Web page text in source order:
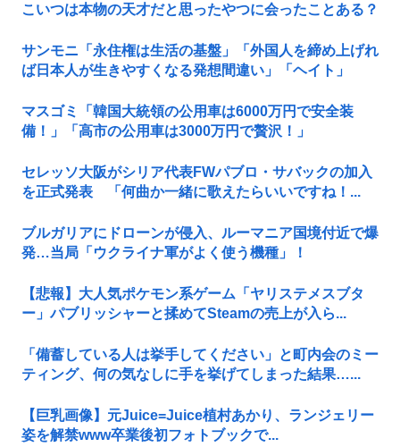
こいつは本物の天才だと思ったやつに会ったことある？
サンモニ「永住権は生活の基盤」「外国人を締め上げれ
ば日本人が生きやすくなる発想間違い」「ヘイト」
マスゴミ「韓国大統領の公用車は6000万円で安全装
備！」「高市の公用車は3000万円で贅沢！」
セレッソ大阪がシリア代表FWパブロ・サバックの加入
を正式発表 「何曲か一緒に歌えたらいいですね！...
ブルガリアにドローンが侵入、ルーマニア国境付近で爆
発…当局「ウクライナ軍がよく使う機種」！
【悲報】大人気ポケモン系ゲーム「ヤリステメスブタ
ー」パブリッシャーと揉めてSteamの売上が入ら...
「備蓄している人は挙手してください」と町内会のミー
ティング、何の気なしに手を挙げてしまった結果…...
【巨乳画像】元Juice=Juice植村あかり、ランジェリー
姿を解禁www卒業後初フォトブックで...